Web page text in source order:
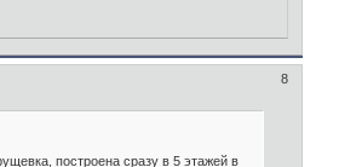
8
построена сразу в 5 этажей в